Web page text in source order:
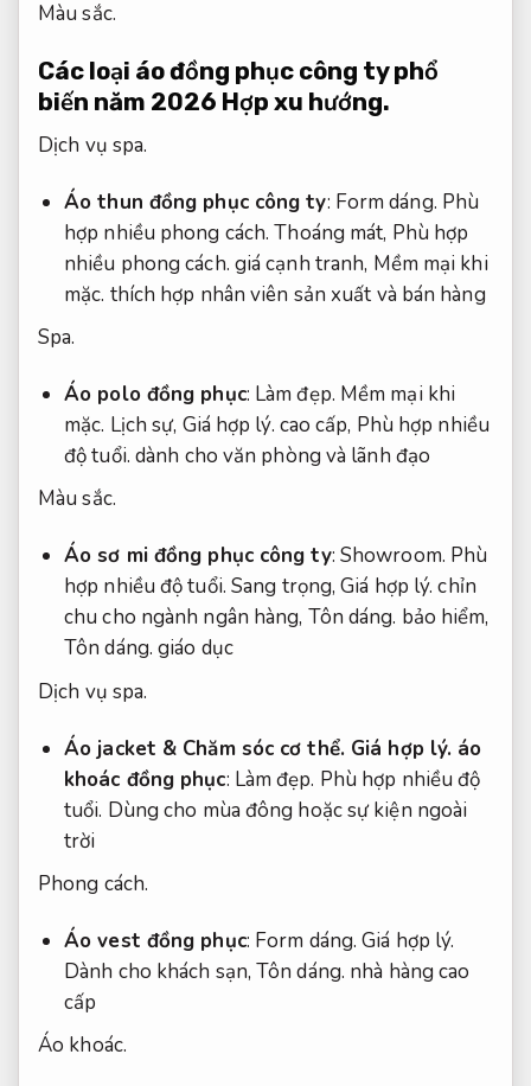
Màu sắc.
Các loại áo đồng phục công ty phổ
biến năm 2026 Hợp xu hướng.
Dịch vụ spa.
Áo thun đồng phục công ty: Form dáng. Phù
hợp nhiều phong cách. Thoáng mát, Phù hợp
nhiều phong cách. giá cạnh tranh, Mềm mại khi
mặc. thích hợp nhân viên sản xuất và bán hàng
Spa.
Áo polo đồng phục: Làm đẹp. Mềm mại khi
mặc. Lịch sự, Giá hợp lý. cao cấp, Phù hợp nhiều
độ tuổi. dành cho văn phòng và lãnh đạo
Màu sắc.
Áo sơ mi đồng phục công ty: Showroom. Phù
hợp nhiều độ tuổi. Sang trọng,Giá hợp lý. chỉn
chu cho ngành ngân hàng, Tôn dáng. bảo hiểm,
Tôn dáng. giáo dục
Dịch vụ spa.
Áo jacket & Chăm sóc cơ thể. Giá hợp lý. áo
khoác đồng phục: Làm đẹp. Phù hợp nhiều độ
tuổi. Dùng cho mùa đông hoặc sự kiện ngoài
trời
Phong cách.
Áo vest đồng phục: Form dáng. Giá hợp lý.
Dành cho khách sạn,Tôn dáng. nhà hàng cao
cấp
Áo khoác.